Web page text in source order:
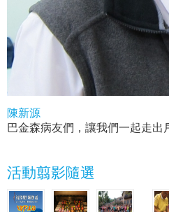
陳新源
巴金森病友們，讓我們一起走出
活動翦影隨選